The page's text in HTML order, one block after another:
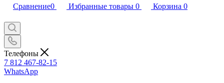
Сравнение0 Избранные товары 0 Корзина 0
Телефоны
7 812 467-82-15
WhatsApp